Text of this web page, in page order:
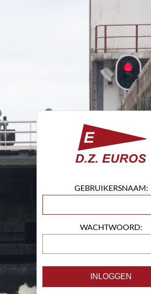
GEBRUIKERSNAAM:
WACHTWOORD:
INLOGGEN